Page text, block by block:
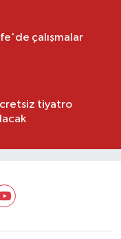
çalışmalar
tiyatro